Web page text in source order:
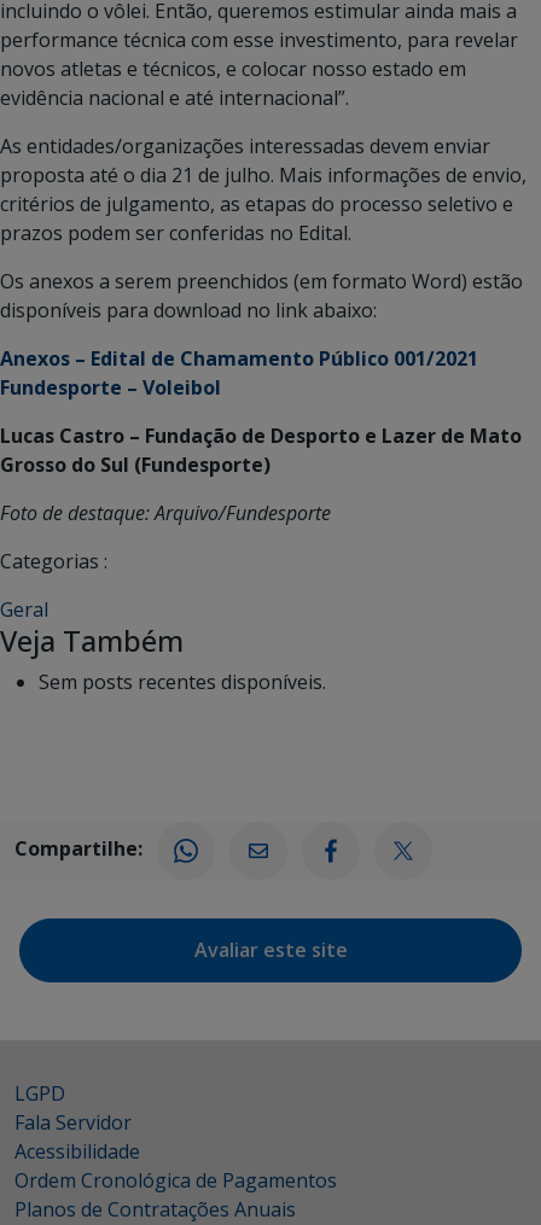
incluindo o vôlei. Então, queremos estimular ainda mais a
performance técnica com esse investimento, para revelar
novos atletas e técnicos, e colocar nosso estado em
evidência nacional e até internacional”.
As entidades/organizações interessadas devem enviar
proposta até o dia 21 de julho. Mais informações de envio,
critérios de julgamento, as etapas do processo seletivo e
prazos podem ser conferidas no Edital.
Os anexos a serem preenchidos (em formato Word) estão
disponíveis para download no link abaixo:
Anexos – Edital de Chamamento Público 001/2021
Fundesporte – Voleibol
Lucas Castro – Fundação de Desporto e Lazer de Mato
Grosso do Sul (Fundesporte)
Foto de destaque: Arquivo/Fundesporte
Categorias :
Geral
Veja Também
Sem posts recentes disponíveis.
Compartilhe:
Avaliar este site
LGPD
Fala Servidor
Acessibilidade
Ordem Cronológica de Pagamentos
Planos de Contratações Anuais